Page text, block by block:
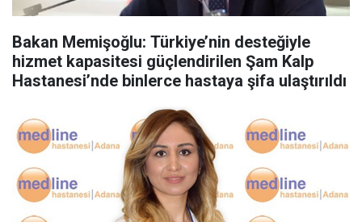
Bakan Memişoğlu: Türkiye’nin desteğiyle
hizmet kapasitesi güçlendirilen Şam Kalp
Hastanesi’nde binlerce hastaya şifa ulaştırıldı